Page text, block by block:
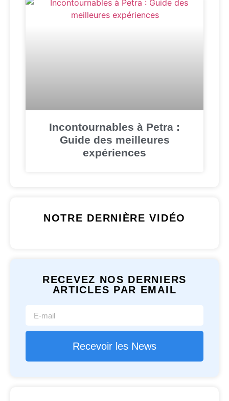
Incontournables à Petra :
Guide des meilleures
expériences
NOTRE DERNIÈRE VIDÉO
RECEVEZ NOS DERNIERS
ARTICLES PAR EMAIL
Recevoir les News